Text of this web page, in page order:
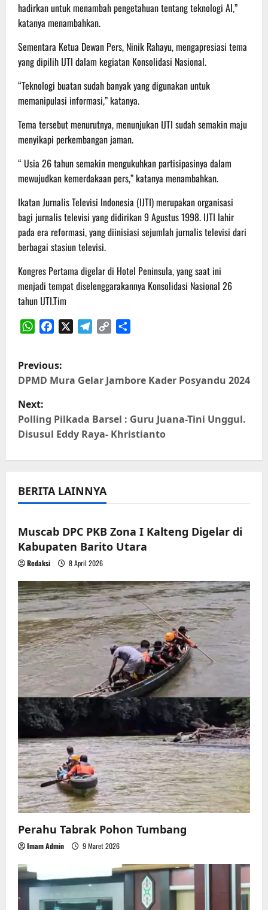
hadirkan untuk menambah pengetahuan tentang teknologi AI,”
katanya menambahkan.
Sementara Ketua Dewan Pers, Ninik Rahayu, mengapresiasi tema
yang dipilih IJTI dalam kegiatan Konsolidasi Nasional.
“Teknologi buatan sudah banyak yang digunakan untuk
memanipulasi informasi,” katanya.
Tema tersebut menurutnya, menunjukan IJTI sudah semakin maju
menyikapi perkembangan jaman.
“ Usia 26 tahun semakin mengukuhkan partisipasinya dalam
mewujudkan kemerdakaan pers,” katanya menambahkan.
Ikatan Jurnalis Televisi Indonesia (IJTI) merupakan organisasi
bagi jurnalis televisi yang didirikan 9 Agustus 1998. IJTI lahir
pada era reformasi, yang diinisiasi sejumlah jurnalis televisi dari
berbagai stasiun televisi.
Kongres Pertama digelar di Hotel Peninsula, yang saat ini
menjadi tempat diselenggarakannya Konsolidasi Nasional 26
tahun IJTI.Tim
P
o
s
t
n
a
v
i
g
a
t
i
o
n
Previous:
DPMD Mura Gelar Jambore Kader Posyandu 2024
Next:
Polling Pilkada Barsel : Guru Juana-Tini Unggul.
Disusul Eddy Raya- Khristianto
BERITA LAINNYA
Muscab DPC PKB Zona I Kalteng Digelar di
Kabupaten Barito Utara
Redaksi 8 April 2026
Perahu Tabrak Pohon Tumbang
Imam Admin 9 Maret 2026